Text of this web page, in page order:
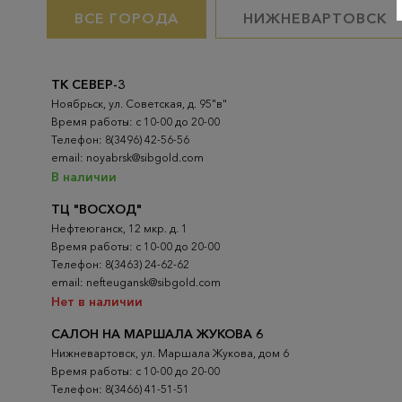
ВСЕ ГОРОДА НИЖНЕВАРТОВСК
ТК СЕВЕР-3
Ноябрьск, ул. Советская, д. 95"в"
Время работы: с 10-00 до 20-00
Телефон: 8(3496) 42-56-56
email: noyabrsk@sibgold.com
В наличии
ТЦ "ВОСХОД"
Нефтеюганск, 12 мкр. д. 1
Время работы: с 10-00 до 20-00
Телефон: 8(3463) 24-62-62
email: nefteugansk@sibgold.com
Нет в наличии
САЛОН НА МАРШАЛА ЖУКОВА 6
Нижневартовск, ул. Маршала Жукова, дом 6
Время работы: с 10-00 до 20-00
Телефон: 8(3466) 41-51-51